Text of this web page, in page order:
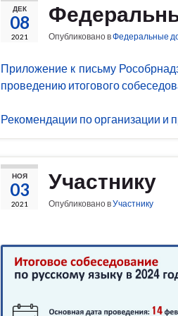
ДЕК
08
2021 Опубликовано вФедеральные
Приложение к письму
проведению итогового
Рекомендации по организации
НОЯ
03
2021
Участнику
Опубликовано вУчастнику